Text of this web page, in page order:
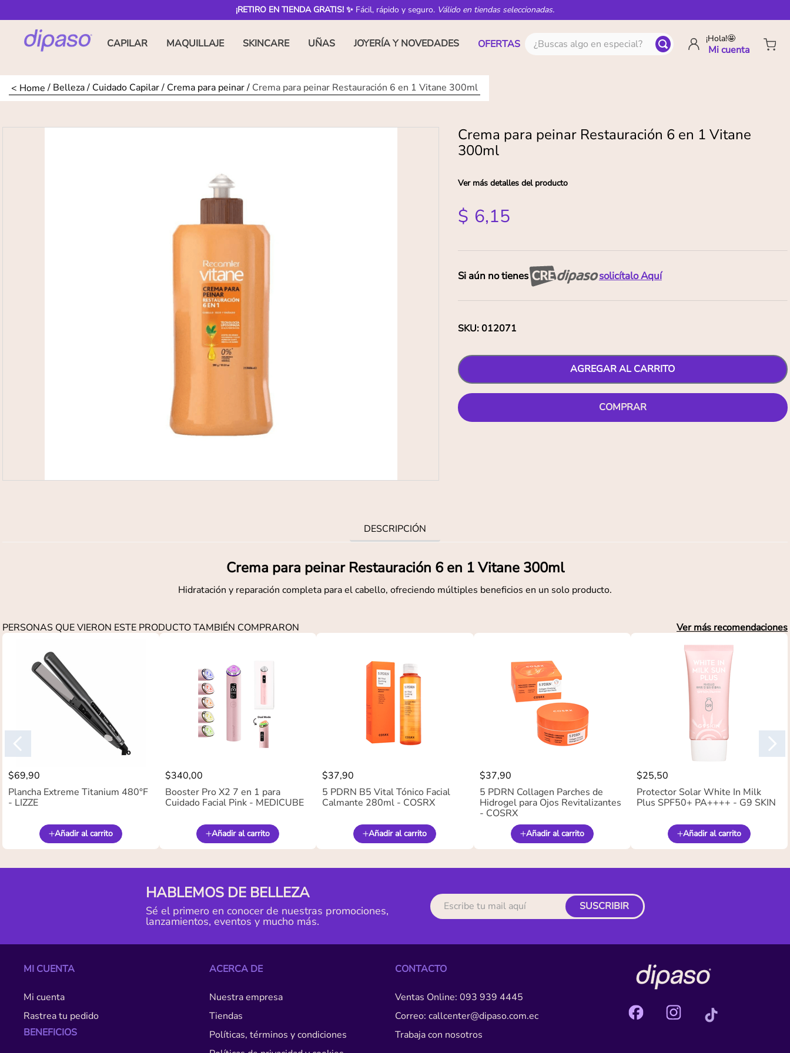
¡RETIRO EN TIENDA GRATIS! ✨ Fácil, rápido y seguro. Válido en tiendas seleccionadas.
CAPILAR MAQUILLAJE SKINCARE UÑAS JOYERÍA Y NOVEDADES OFERTAS ¿Buscas algo en especial? ¡Hola!🤩
Belleza Cuidado Capilar Crema para peinar Crema para peinar Restauración 6 en 1 Vitane 300ml
Crema para peinar Restauración 6 en 1 Vitane
300ml
Ver más detalles del producto
$ 6,15
Si aún no tienes solicítalo Aquí
SKU:012071
AGREGAR AL CARRITO
COMPRAR
DESCRIPCIÓN
Crema para peinar Restauración 6 en 1 Vitane 300ml
Hidratación y reparación completa para el cabello, ofreciendo múltiples beneficios en un solo producto.
PERSONAS QUE VIERON ESTE PRODUCTO TAMBIÉN COMPRARON Ver más recomendaciones
$69,90
Plancha Extreme Titanium 480°F
- LIZZE
Añadir al carrito
$340,00
Booster Pro X2 7 en 1 para
Cuidado Facial Pink - MEDICUBE
Añadir al carrito
$37,90
5 PDRN B5 Vital Tónico Facial
Calmante 280ml - COSRX
Añadir al carrito
$37,90
5 PDRN Collagen Parches de
Hidrogel para Ojos Revitalizantes
- COSRX
Añadir al carrito
$25,50
Protector Solar White In Milk
Plus SPF50+ PA++++ - G9 SKIN
Añadir al carrito
HABLEMOS DE BELLEZA
Sé el primero en conocer de nuestras promociones,
lanzamientos, eventos y mucho más.
SUSCRIBIR
MI CUENTA
Mi cuenta
Rastrea tu pedido
BENEFICIOS
ACERCA DE
Nuestra empresa
Tiendas
Políticas, términos y condiciones
CONTACTO
Ventas Online: 093 939 4445
Correo: callcenter@dipaso.com.ec
Trabaja con nosotros